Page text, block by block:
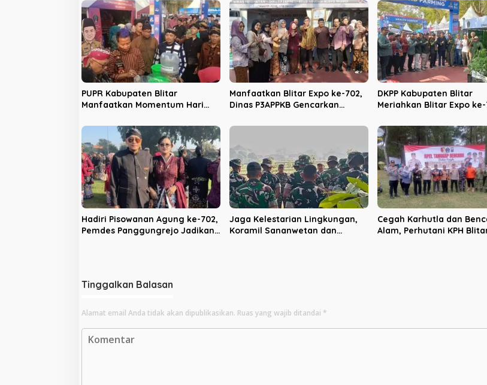
a
s
i
p
o
s
PUPR Kabupaten Blitar
Manfaatkan Momentum Hari
Pelayanan Publik
Manfaatkan Blitar Expo ke-702,
Dinas P3APPKB Gencarkan
Kekerasan Anak
DKPP Kabupaten Blitar
Meriahkan Blitar Expo ke-
Modern dan Produk
Hadiri Pisowanan Agung ke-702,
Pemdes Panggungrejo Jadikan
Jaga Kelestarian Lingkungan,
Koramil Sananwetan dan
Cegah Karhutla dan
Alam, Perhutani KPH
Tinggalkan Balasan
Alamat email Anda tidak akan dipublikasikan. Ruas yang wajib ditandai *